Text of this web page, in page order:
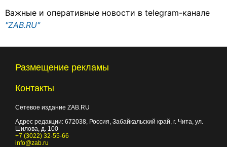
Важные и оперативные новости в telegram-канале
"ZAB.RU"
Размещение рекламы
Контакты
Сетевое издание ZAB.RU
Адрес редакции: 672038, Россия, Забайкальский край, г. Чита, ул.
Шилова, д. 100
+7 (3022) 32-55-66
info@zab.ru